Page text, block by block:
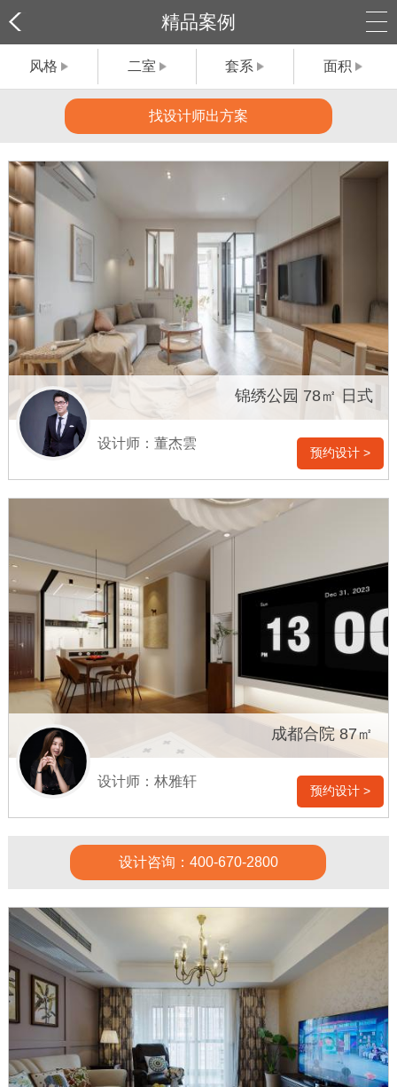
精品案例
风格 二室 套系 面积
找设计师出方案
锦绣公园 78㎡ 日式
设计师：董杰雲
预约设计 >
成都合院 87㎡
设计师：林雅轩
预约设计 >
设计咨询：400-670-2800